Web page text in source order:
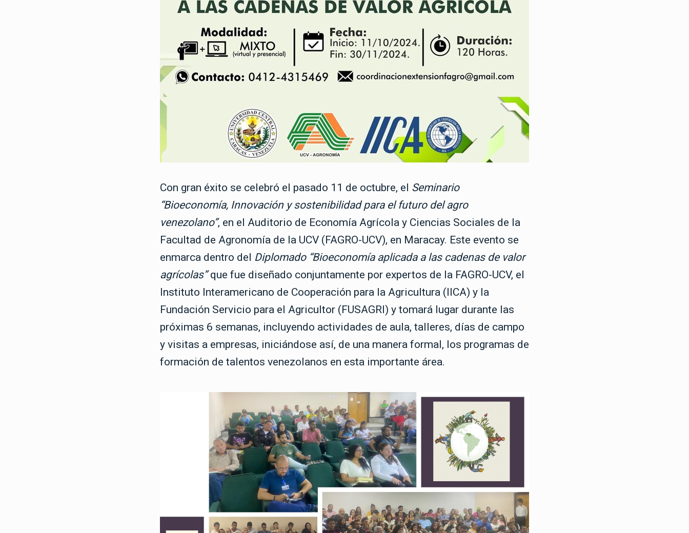
Con gran éxito se celebró el pasado 11 de octubre, el Seminario
“Bioeconomía, Innovación y sostenibilidad para el futuro del agro
venezolano”, en el Auditorio de Economía Agrícola y Ciencias Sociales de la
Facultad de Agronomía de la UCV (FAGRO-UCV), en Maracay. Este evento se
enmarca dentro del Diplomado “Bioeconomía aplicada a las cadenas de valor
agrícolas”que fue diseñado conjuntamente por expertos de la FAGRO-UCV, el
Instituto Interamericano de Cooperación para la Agricultura (IICA) y la
Fundación Servicio para el Agricultor (FUSAGRI) y tomará lugar durante las
próximas 6 semanas, incluyendo actividades de aula, talleres, días de campo
y visitas a empresas, iniciándose así, de una manera formal, los programas de
formación de talentos venezolanos en esta importante área.